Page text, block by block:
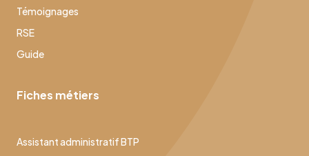
Témoignages
RSE
Guide
Fiches métiers
Assistant administratif BTP